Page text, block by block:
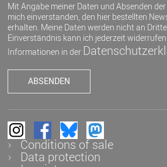
Mit Angabe meiner Daten und Absenden
mich einverstanden, den hier bestellten
erhalten. Meine Daten werden nicht an
Einverständnis kann ich jederzeit
Informationen in der
Conditions of sale
Data protection